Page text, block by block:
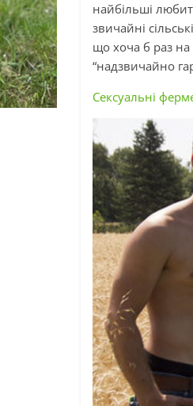
найбільші
звичайні
що хоча б раз на
“надзвичайно
Сексуальні